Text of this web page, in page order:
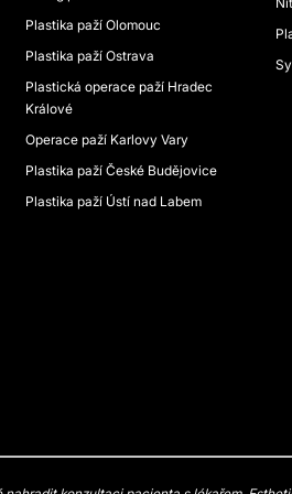
Plastika paží Olomouc
Plastika paží Ostrava
Plastická operace paží Hradec
Králové
Operace paží Karlovy Vary
Plastika paží České Budějovice
Plastika paží Ústí nad Labem